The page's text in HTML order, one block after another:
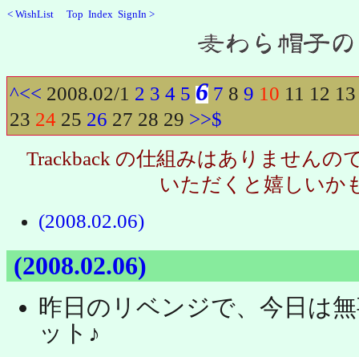
< WishList Top Index SignIn >
^<< 2008.02/1 2 3 4 5 6 7 8 9 10 11 12 13
23 24 25 26 27 28 29 >>$
Trackback の仕組みはありませんの
いただくと嬉しいか
(2008.02.06)
(2008.02.06)
昨日のリベンジで、今日は
ット♪